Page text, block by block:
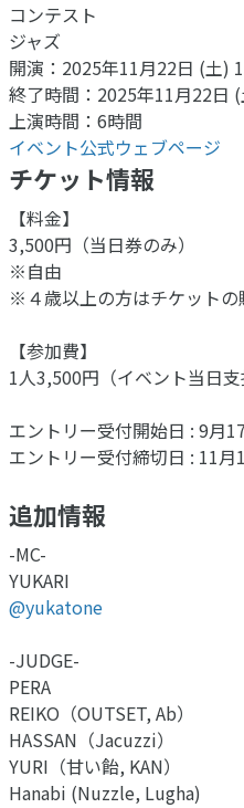
コンテスト
ジャズ
開演：2025年11月22日 (土)
終了時間：2025年11月22日
上演時間：6時間
イベント公式ウェブページ
チケット情報
【料金】
3,500円（当日券のみ）
※自由
※４歳以上の方はチケットの
【参加費】
1人3,500円（イベント当日支
エントリー受付開始日 : 9月
エントリー受付締切日 : 11
追加情報
-MC-
YUKARI
@yukatone
-JUDGE-
PERA
REIKO（OUTSET, Ab）
HASSAN（Jacuzzi）
YURI（甘い飴, KAN）
Hanabi (Nuzzle, Lugha)